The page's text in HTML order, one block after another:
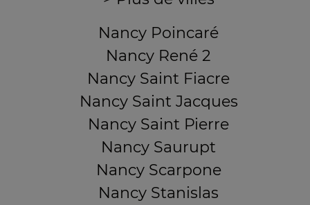
Nancy Poincaré
Nancy René 2
Nancy Saint Fiacre
Nancy Saint Jacques
Nancy Saint Pierre
Nancy Saurupt
Nancy Scarpone
Nancy Stanislas